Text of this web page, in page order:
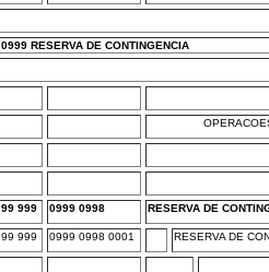
0999 RESERVA DE CONTINGENCIA
99 999 0999 0998 RESERVA DE
99 999 0999 0998 0001 RESERVA DE